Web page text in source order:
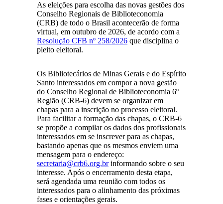
As eleições para escolha das novas gestões dos
Conselho Regionais de Biblioteconomia
(CRB) de todo o Brasil acontecerão de forma
virtual, em outubro de 2026, de acordo com a
Resolução CFB nº 258/2026 que disciplina o
pleito eleitoral.
Os Bibliotecários de Minas Gerais e do Espírito
Santo interessados em compor a nova gestão
do Conselho Regional de Biblioteconomia 6º
Região (CRB-6) devem se organizar em
chapas para a inscrição no processo eleitoral.
Para facilitar a formação das chapas, o CRB-6
se propõe a compilar os dados dos profissionais
interessados em se inscrever para as chapas,
bastando apenas que os mesmos enviem uma
mensagem para o endereço:
secretaria@crb6.org.brinformando sobre o seu
interesse. Após o encerramento desta etapa,
será agendada uma reunião com todos os
interessados para o alinhamento das próximas
fases e orientações gerais.